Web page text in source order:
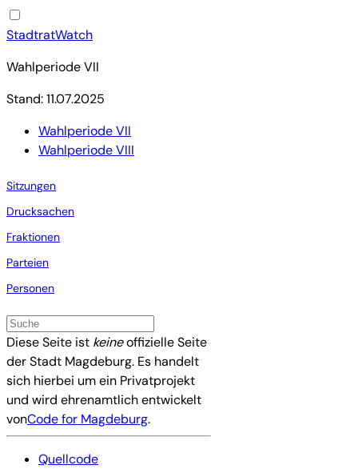
StadtratWatch
Wahlperiode VII
Stand: 11.07.2025
Wahlperiode VII
Wahlperiode VIII
Sitzungen
Drucksachen
Fraktionen
Parteien
Personen
Diese Seite ist keineoffizielle Seite
der Stadt Magdeburg. Es handelt
sich hierbei um ein Privatprojekt
und wird ehrenamtlich entwickelt
vonCode for Magdeburg.
Quellcode